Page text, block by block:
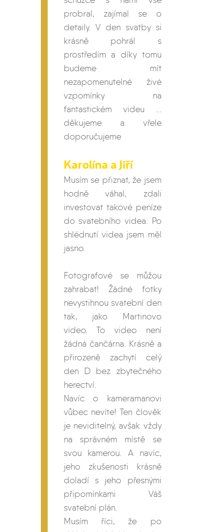
probral, zajímal se o
detaily. V den svatby si
krásně pohrál s
prostředím a díky tomu
budeme mít
nezapomenutelné živé
vzpomínky na
fantastickém videu ...
děkujeme a vřele
doporučujeme
Karolína a Jiří
Musím se přiznat, že jsem
hodně váhal, zdali
investovat takové peníze
do svatebního videa. Po
shlédnutí videa jsem měl
jasno.
Fotografové se můžou
zahrabat! Žádné fotky
nevystihnou svatební den
tak, jako Martinovo
video. To video není
žádná čančárna. Krásně a
přirozeně zachytí celý
den D bez zbytečného
herectví.
Navíc o kameramanovi
vůbec nevíte! Ten člověk
je neviditelný, avšak vždy
na správném místě se
svou kamerou. A navíc,
jeho zkušenosti krásně
doladí s jeho přesnými
připomínkami Váš
svatební plán.
Musím říci, že po